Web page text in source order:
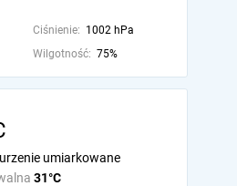
Ciśnienie: 1002 hPa
Wilgotność: 75%
31°C
umiarkowane